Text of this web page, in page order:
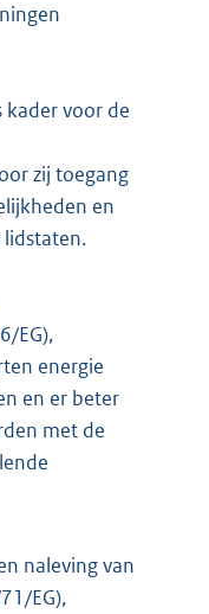
kader voor de
zij toegang
en
EG),
energie
en er beter
met de
naleving van
EG),